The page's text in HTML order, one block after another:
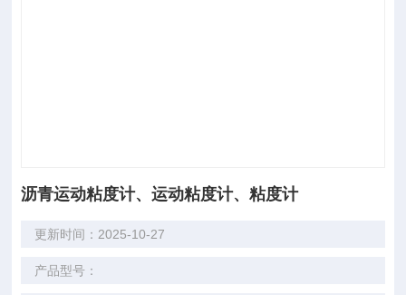
沥青运动粘度计、运动粘度计、粘度计
更新时间：2025-10-27
产品型号：